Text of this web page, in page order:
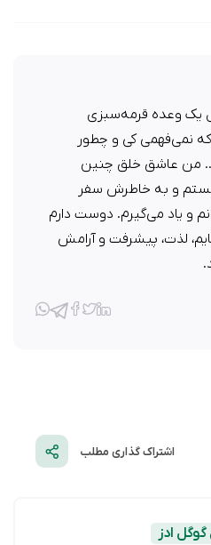
وعده قرمه‌سبزی
نمی‌فهمی کی و چطور
من عاشق خلق چنین
و به خاطرش سفر
و یاد می‌گیرم. دوست دارم
لذت، پیشرفت و آرامش
اشتراک گذاری مطلب
ادز